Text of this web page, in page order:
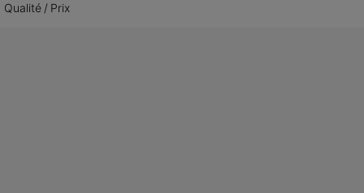
Qualité / Prix